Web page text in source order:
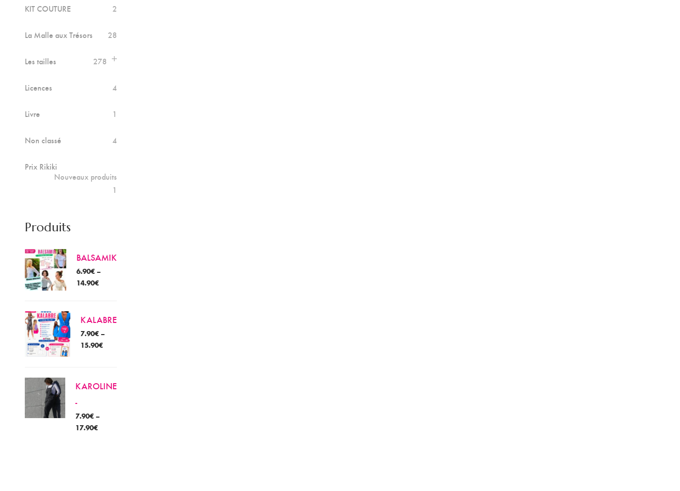
KIT COUTURE 2
La Malle aux Trésors 28
Les tailles 278
Licences 4
Livre 1
Non classé 4
Prix Rikiki
Nouveaux produits
1
Produits
BALSAMIK
6.90€–
14.90€
KALABRE
7.90€–
15.90€
KAROLINE
-
7.90€–
17.90€